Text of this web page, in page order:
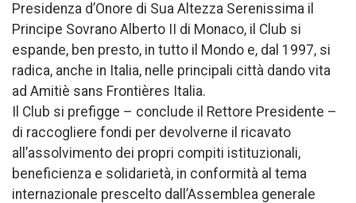
Presidenza d’Onore di Sua Altezza Serenissima il
Principe Sovrano Alberto II di Monaco, il Club si
espande, ben presto, in tutto il Mondo e, dal 1997, si
radica, anche in Italia, nelle principali città dando vita
ad Amitiè sans Frontières Italia.
Il Club si prefigge – conclude il Rettore Presidente –
di raccogliere fondi per devolverne il ricavato
all’assolvimento dei propri compiti istituzionali,
beneficienza e solidarietà, in conformità al tema
internazionale prescelto dall’Assemblea generale